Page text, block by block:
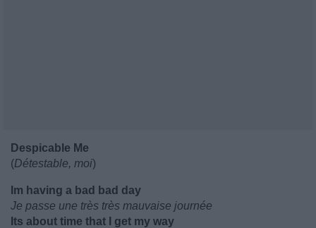
Despicable Me
(Détestable, moi)
Im having a bad bad day
Je passe une très très mauvaise journée
Its about time that I get my way